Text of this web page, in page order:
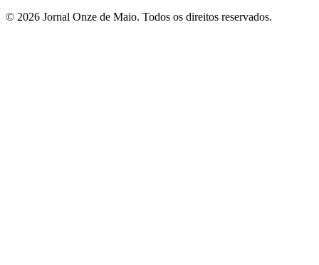
© 2026 Jornal Onze de Maio. Todos os direitos reservados.